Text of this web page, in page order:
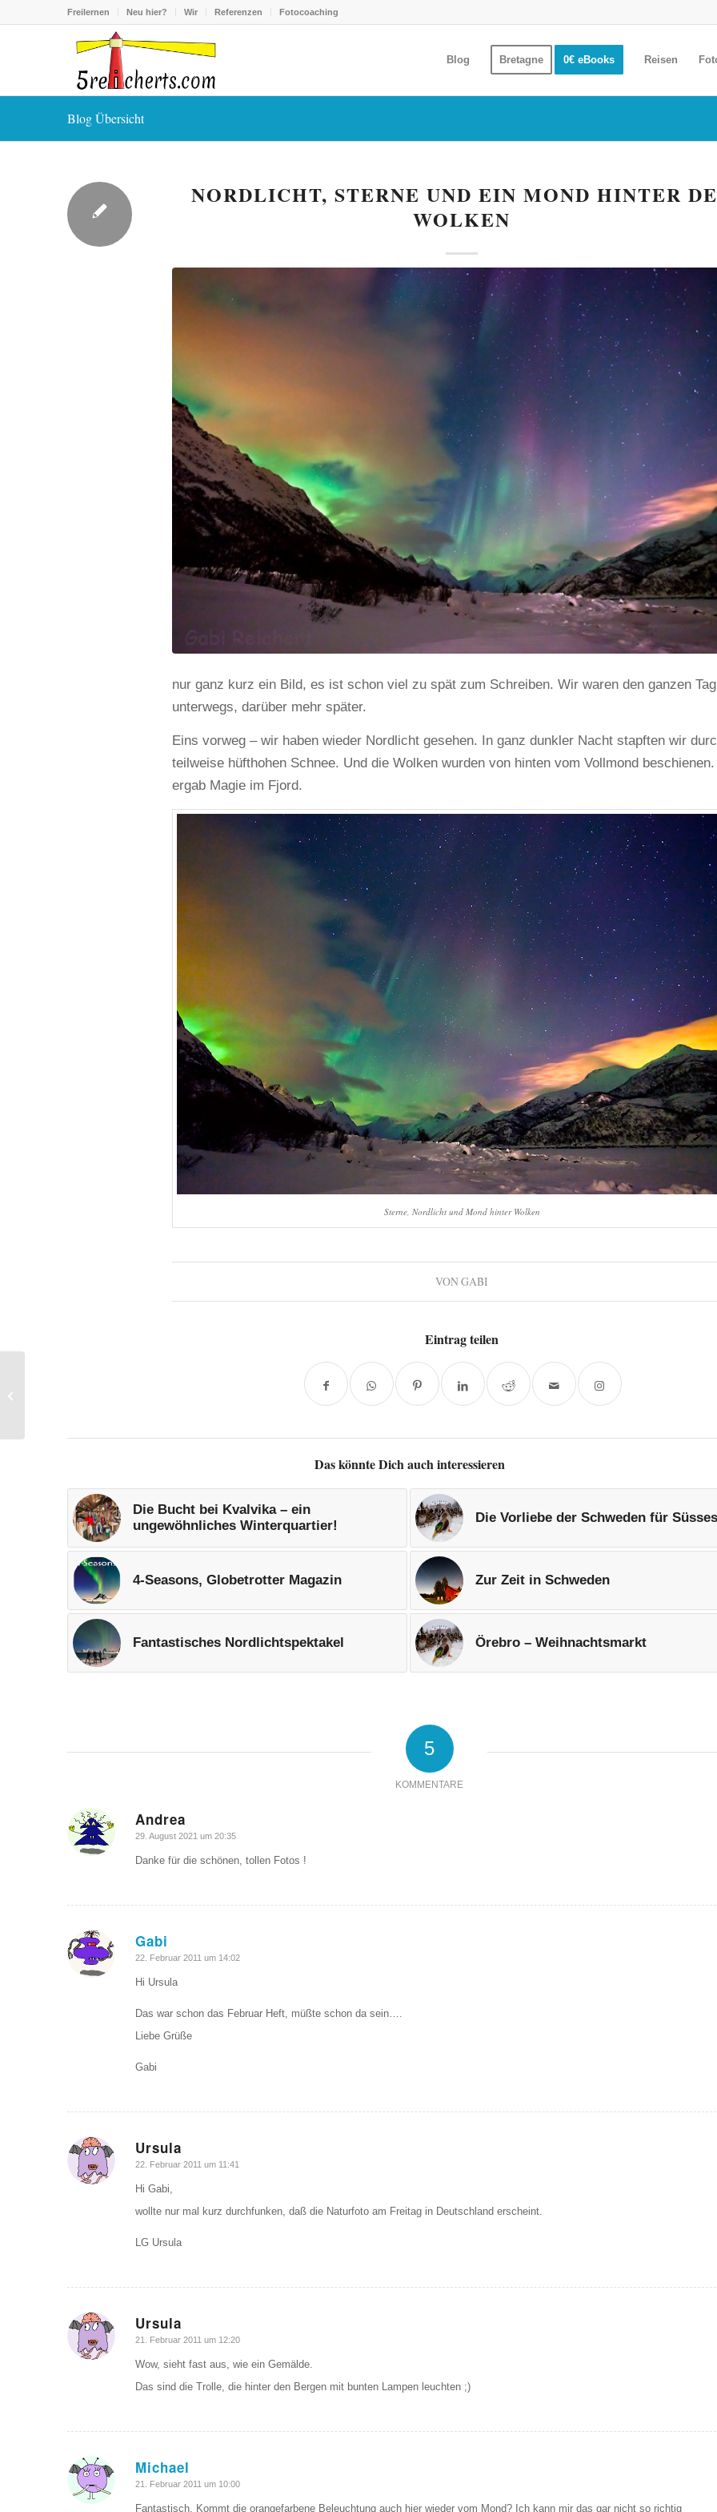
Freilernen Neu hier? Wir Referenzen Fotocoaching
Blog Bretagne 0€ eBooks Reisen
Blog Übersicht
NORDLICHT, STERNE UND EIN MOND HINTER
WOLKEN
nur ganz kurz ein Bild, es ist schon viel zu spät zum Schreiben. Wir waren den ganzen Tag
unterwegs, darüber mehr später.
Eins vorweg – wir haben wieder Nordlicht gesehen. In ganz dunkler Nacht stapften wir
teilweise hüfthohen Schnee. Und die Wolken wurden von hinten vom Vollmond
ergab Magie im Fjord.
Sterne, Nordlicht und Mond hinter Wolken
VONGABI
Eintrag teilen
Das könnte Dich auch interessieren
Die Bucht bei Kvalvika – ein
ungewöhnliches Winterquartier!
Die Vorliebe der Schweden für Süsses
4-Seasons, Globetrotter Magazin Zur Zeit in Schweden
Fantastisches Nordlichtspektakel Örebro – Weihnachtsmarkt
5
KOMMENTARE
Andrea
sagte:
29. August 2021 um 20:35
Danke für die schönen, tollen Fotos !
Gabi
sagte:
22. Februar 2011 um 14:02
Hi Ursula
Das war schon das Februar Heft, müßte schon da sein….
Liebe Grüße
Gabi
Ursula
sagte:
22. Februar 2011 um 11:41
Hi Gabi,
wollte nur mal kurz durchfunken, daß die Naturfoto am Freitag in Deutschland erscheint.
LG Ursula
Ursula
sagte:
21. Februar 2011 um 12:20
Wow, sieht fast aus, wie ein Gemälde.
Das sind die Trolle, die hinter den Bergen mit bunten Lampen leuchten ;)
Michael
sagte:
21. Februar 2011 um 10:00
Fantastisch. Kommt die orangefarbene Beleuchtung auch hier wieder vom Mond? Ich kann mir das gar nicht so richtig